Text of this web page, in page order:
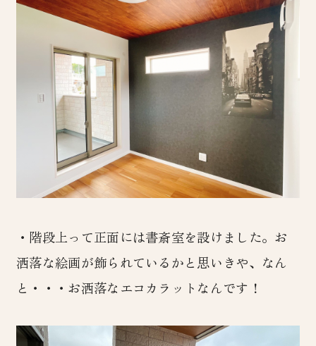
・階段上って正面には書斎室を設けました。お
洒落な絵画が飾られているかと思いきや、なん
と・・・お洒落なエコカラットなんです！